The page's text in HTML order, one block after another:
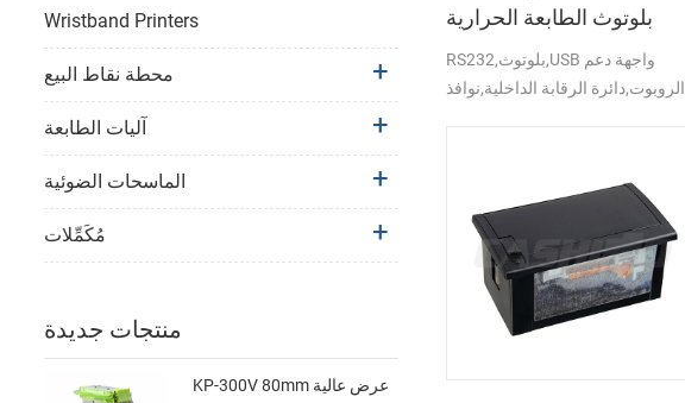
بلوتوث الطابعة الحرارية
PTP-II
RS232,بلوتوث,USB واجهة دعم
الروبوت,دائرة الرقابة الداخلية,نوافذ
Wristband Printers
محطة نقاط البيع
آليات الطابعة
الماسحات الضوئية
مُكَمِّلات
منتجات جديدة
KP-300V 80mm عرض عالية